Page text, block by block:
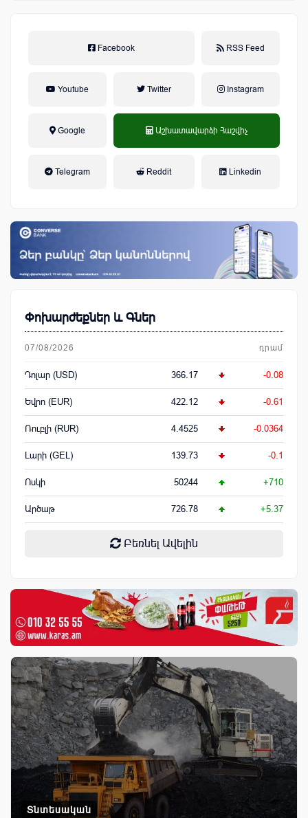
Facebook RSS Feed
Youtube Twitter Instagram
Google Աշխատավարձի Հաշվիչ
Telegram Reddit Linkedin
Փոխարժեքներ և Գներ
07/08/2026 դրամ
Դոլար (USD) 366.17 -0.08
Եվրո (EUR) 422.12 -0.61
Ռուբլի (RUR) 4.4525 -0.0364
Լարի (GEL) 139.73 -0.1
Ոսկի 50244 +710
Արծաթ 726.78 +5.37
Բեռնել Ավելին
Տնտեսական